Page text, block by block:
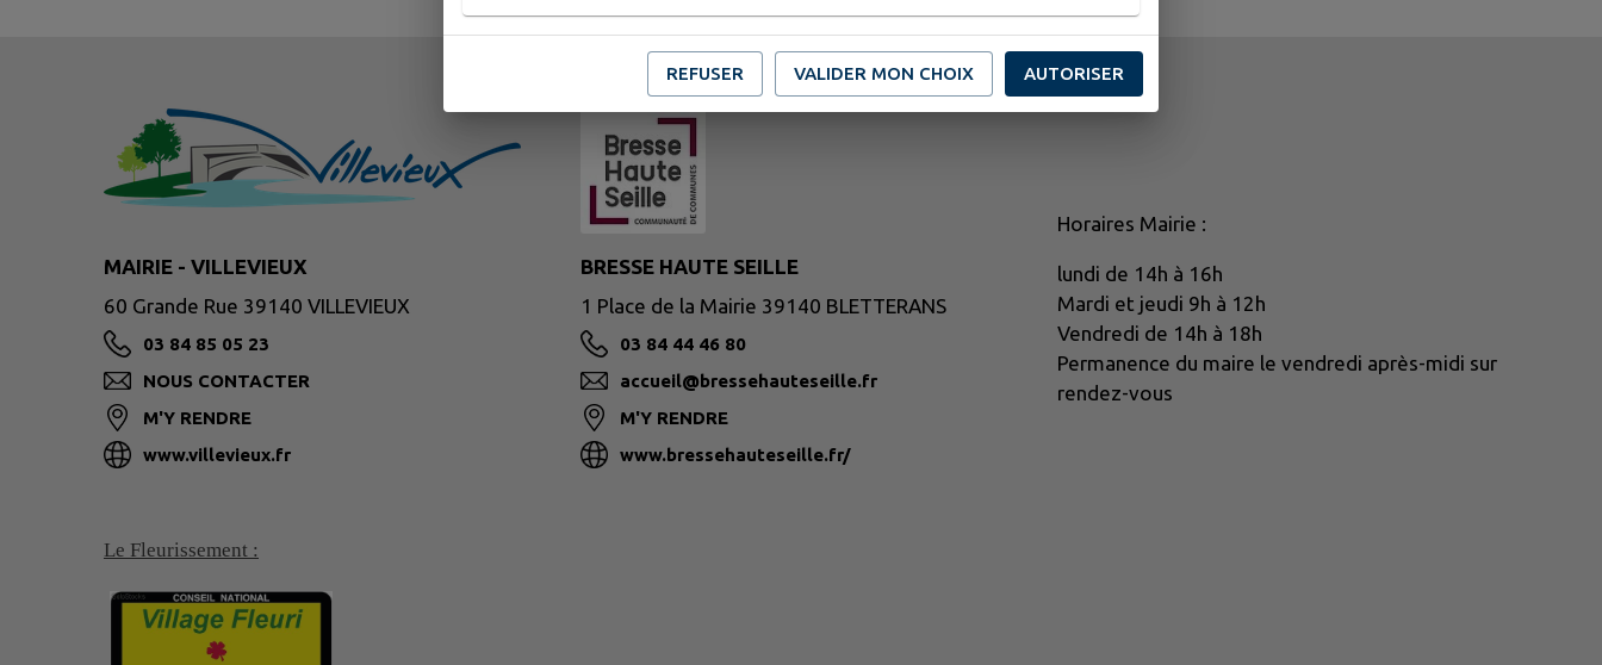
MAIRIE - VILLEVIEUX
60 Grande Rue 39140 VILLEVIEUX
03 84 85 05 23
NOUS CONTACTER
M'Y RENDRE
www.villevieux.fr
BRESSE HAUTE SEILLE
1 Place de la Mairie 39140 BLETTERANS
03 84 44 46 80
accueil@bressehauteseille.fr
M'Y RENDRE
www.bressehauteseille.fr/
Horaires Mairie :
lundi de 14h à 16h
Mardi et jeudi 9h à 12h
Vendredi de 14h à 18h
Permanence du maire le vendredi après-midi sur
rendez-vous
Le Fleurissement :
REFUSER VALIDER MON CHOIX AUTORISER